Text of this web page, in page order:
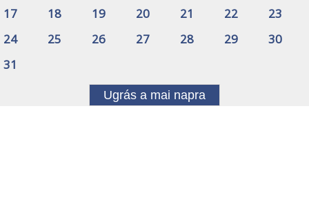
17
18 19 20 21 22
23
24
25 26 27 28 29
30
31
Ugrás a mai napra